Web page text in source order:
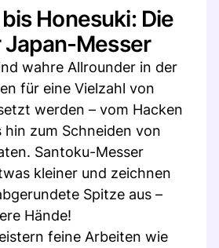
Honesuki: Die
Messer
wahre Allrounder in der
für eine Vielzahl von
werden – vom Hacken
hin zum Schneiden von
Santoku-Messer
kleiner und zeichnen
Spitze aus –
Hände!
feine Arbeiten wie